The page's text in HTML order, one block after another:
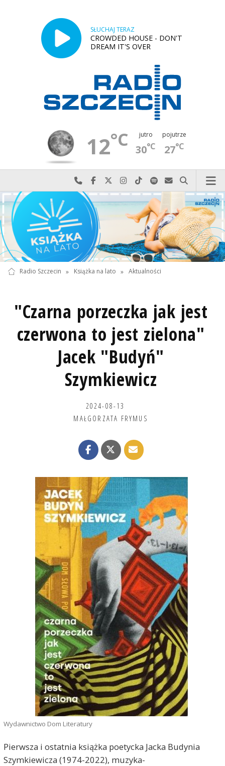
SŁUCHAJ TERAZ
CROWDED HOUSE - DON'T
DREAM IT'S OVER
12°C jutro
30°C
pojutrze
27°C
Najlepiej po prostu do nas zadzwoń
Odwiedź nas na Facebook-u
Odwiedź nas na X
Odwiedź nas na Instagram-ie
Odwiedź nas na TikTok-u
Szukaj nas na Spotify
Wyślij do nas
Szukaj
Radio Szczecin » Książka na lato » Aktualności
"Czarna porzeczka jak jest
czerwona to jest zielona"
Jacek "Budyń"
Szymkiewicz
2024-08-13
MAŁGORZATA FRYMUS
Wydawnictwo Dom Literatury
Pierwsza i ostatnia książka poetycka Jacka Budynia
Szymkiewicza (1974-2022), muzyka-